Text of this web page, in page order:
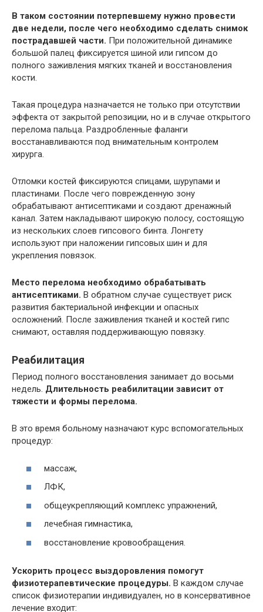
В таком состоянии потерпевшему нужно провести
две недели, после чего необходимо сделать снимок
пострадавшей части. При положительной динамике
большой палец фиксируется шиной или гипсом до
полного заживления мягких тканей и восстановления
кости.
Такая процедура назначается не только при отсутствии
эффекта от закрытой репозиции, но и в случае открытого
перелома пальца. Раздробленные фаланги
восстанавливаются под внимательным контролем
хирурга.
Отломки костей фиксируются спицами, шурупами и
пластинами. После чего поврежденную зону
обрабатывают антисептиками и создают дренажный
канал. Затем накладывают широкую полосу, состоящую
из нескольких слоев гипсового бинта. Лонгету
используют при наложении гипсовых шин и для
укрепления повязок.
Место перелома необходимо обрабатывать
антисептиками. В обратном случае существует риск
развития бактериальной инфекции и опасных
осложнений. После заживления тканей и костей гипс
снимают, оставляя поддерживающую повязку.
Реабилитация
Период полного восстановления занимает до восьми
недель. Длительность реабилитации зависит от
тяжести и формы перелома.
В это время больному назначают курс вспомогательных
процедур:
массаж,
ЛФК,
общеукрепляющий комплекс упражнений,
лечебная гимнастика,
восстановление кровообращения.
Ускорить процесс выздоровления помогут
физиотерапевтические процедуры. В каждом случае
список физиотерапии индивидуален, но в консервативное
лечение входит: